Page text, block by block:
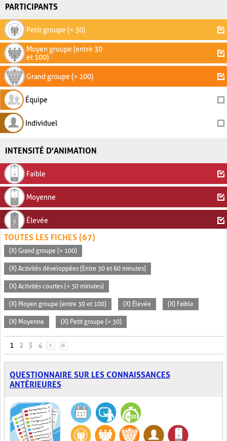
PARTICIPANTS
Petit groupe (< 30)
Moyen groupe (entre 30
et 100)
Grand groupe (> 100)
Équipe
Individuel
INTENSITÉ D'ANIMATION
Faible
Moyenne
Élevée
TOUTES LES FICHES (67)
(X) Grand groupe (> 100)
(X) Activités développées (Entre 30 et 60 minutes)
(X) Activités courtes (< 30 minutes)
(X) Moyen groupe (entre 30 et 100) (X) Élevée (X) Faible
(X) Moyenne (X) Petit groupe (< 30)
PAGES
1 2 3 4 › »
QUESTIONNAIRE SUR LES CONNAISSANCES
ANTÉRIEURES